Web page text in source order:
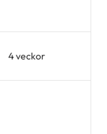
4 veckor